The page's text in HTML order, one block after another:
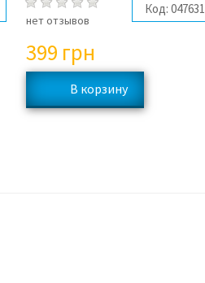
нет отзывов
Код: 047631
399 грн